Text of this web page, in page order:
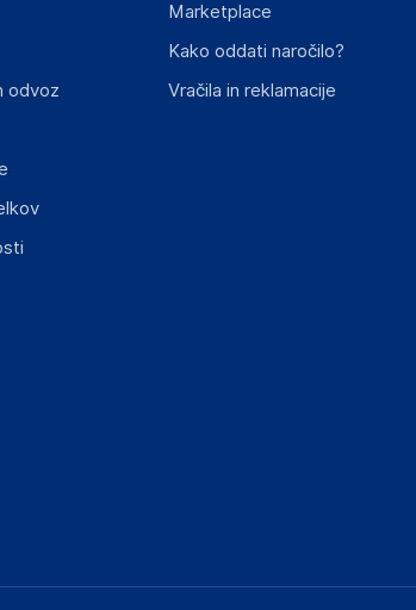
izdelka z zahtevanimi predpisi.
odvoz
Marketplace
Kako oddati naročilo?
Vračila in reklamacije